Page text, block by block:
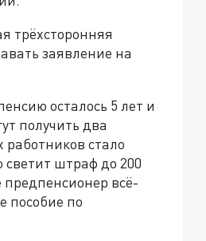
трёхсторонняя
заявление на
осталось 5 лет и
получить два
стало
штраф до 200
предпенсионер всё-
пособие по